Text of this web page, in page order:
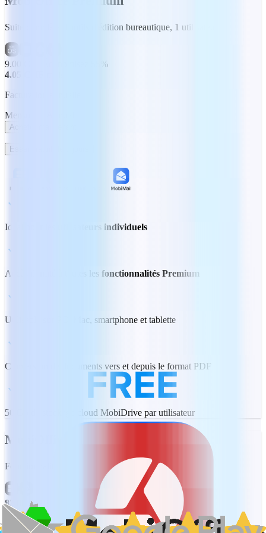
Suite complète d'outils d'édition bureautique, 1 utilisateur
9.00 CHF
Économisez 55%
4.05 CHF
Facturation annuelle
Mensuel
Acheter maintenant
Idéal pour les utilisateurs individuels
Accès illimité à toutes les fonctionnalités Premium
Utilisable sur PC, Mac, smartphone et tablette
Conversion de documents vers et depuis le format PDF
50 Go de stockage cloud MobiDrive par utilisateur
MobiOffice Lifetime
Fonctionnalités bureautiques essentielles, 1 PC ou Mac
82.00 CHF
Achat unique